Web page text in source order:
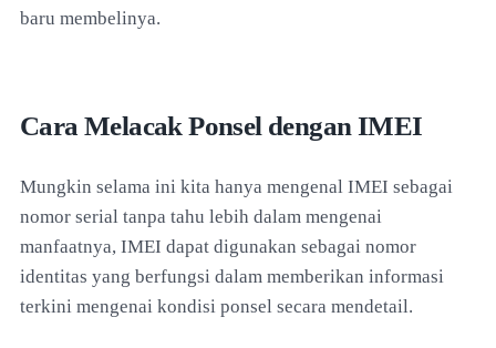
baru membelinya.
Cara Melacak Ponsel dengan IMEI
Mungkin selama ini kita hanya mengenal IMEI sebagai
nomor serial tanpa tahu lebih dalam mengenai
manfaatnya, IMEI dapat digunakan sebagai nomor
identitas yang berfungsi dalam memberikan informasi
terkini mengenai kondisi ponsel secara mendetail.